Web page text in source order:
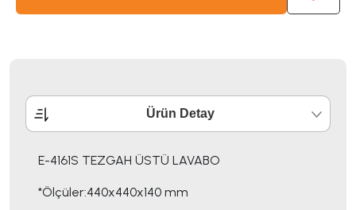
Ürün Detay
E-4161S TEZGAH ÜSTÜ LAVABO
*Ölçüler:440x440x140 mm